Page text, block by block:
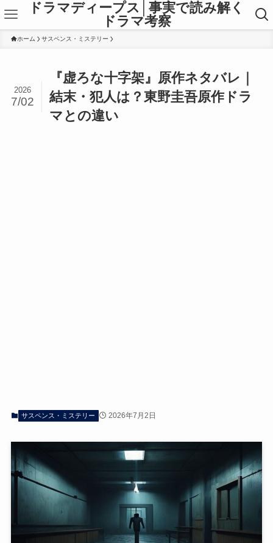
ドラマディープス│事実で読み解く
ドラマ考察
ホーム サスペンス・ミステリー
『虚ろな十字架』原作ネタバレ｜
結末・犯人は？東野圭吾原作ドラ
マとの違い
2026
7/02
サスペンス・ミステリー 2026年7月2日